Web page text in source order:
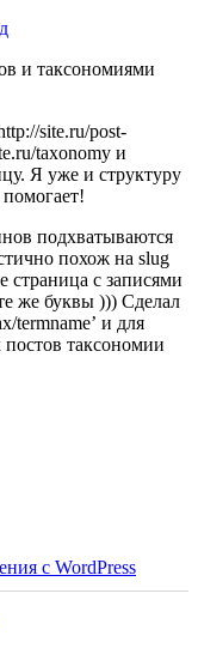
и таксономиями
site.ru/post-
taxonomy и
Я уже и структуру
подхватываются
похож на slug
страница с записями
же буквы ))) Сделал
termname’ и для
постов таксономии
с WordPress